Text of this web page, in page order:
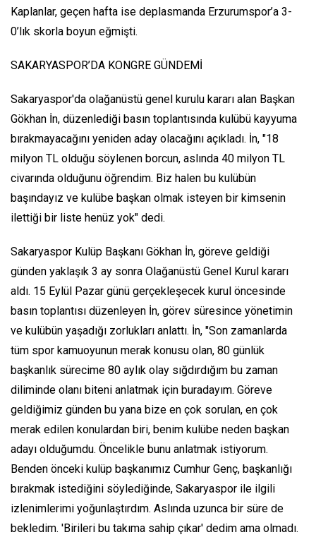
Kaplanlar, geçen hafta ise deplasmanda Erzurumspor’a 3-
0’lık skorla boyun eğmişti.
SAKARYASPOR’DA KONGRE GÜNDEMİ
Sakaryaspor'da olağanüstü genel kurulu kararı alan Başkan
Gökhan İn, düzenlediği basın toplantısında kulübü kayyuma
bırakmayacağını yeniden aday olacağını açıkladı. İn, "18
milyon TL olduğu söylenen borcun, aslında 40 milyon TL
civarında olduğunu öğrendim. Biz halen bu kulübün
başındayız ve kulübe başkan olmak isteyen bir kimsenin
ilettiği bir liste henüz yok" dedi.
Sakaryaspor Kulüp Başkanı Gökhan İn, göreve geldiği
günden yaklaşık 3 ay sonra Olağanüstü Genel Kurul kararı
aldı. 15 Eylül Pazar günü gerçekleşecek kurul öncesinde
basın toplantısı düzenleyen İn, görev süresince yönetimin
ve kulübün yaşadığı zorlukları anlattı. İn, "Son zamanlarda
tüm spor kamuoyunun merak konusu olan, 80 günlük
başkanlık sürecime 80 aylık olay sığdırdığım bu zaman
diliminde olanı biteni anlatmak için buradayım. Göreve
geldiğimiz günden bu yana bize en çok sorulan, en çok
merak edilen konulardan biri, benim kulübe neden başkan
adayı olduğumdu. Öncelikle bunu anlatmak istiyorum.
Benden önceki kulüp başkanımız Cumhur Genç, başkanlığı
bırakmak istediğini söylediğinde, Sakaryaspor ile ilgili
izlenimlerimi yoğunlaştırdım. Aslında uzunca bir süre de
bekledim. 'Birileri bu takıma sahip çıkar' dedim ama olmadı.